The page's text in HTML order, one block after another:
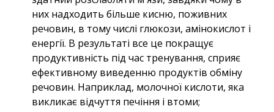
них надходить більше кисню, поживних
речовин, в тому числі глюкози, амінокислот і
енергії. В результаті все це покращує
продуктивність під час тренування, сприяє
ефективному виведенню продуктів обміну
речовин. Наприклад, молочної кислоти, яка
викликає відчуття печіння і втоми;